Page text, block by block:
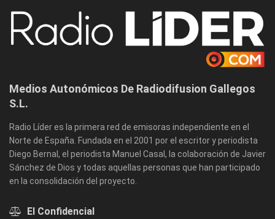
Medios Autonómicos De Radiodifusion Gallegos
S.L.
Radio Líder es la primera red de emisoras independiente en el
Norte de España. Fundada en el 2001 por el escritor y periodista
Diego Bernal, el periodista Manuel Casal, la colaboración de Javier
Sánchez de Dios y todas aquellas personas que han participado
en la consolidación del proyecto.
El Confidencial